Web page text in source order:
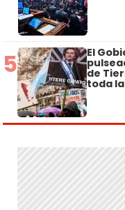
5 El
de
toda